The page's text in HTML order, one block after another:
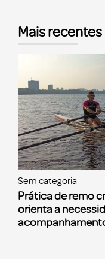
Mais recentes
Sem categoria
Prática de remo
orienta a